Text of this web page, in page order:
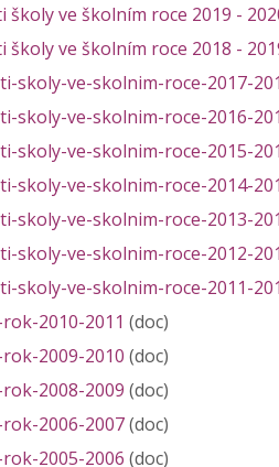
ve školním roce 2019 -
ve školním roce 2018 -
skoly-ve-skolnim-roce-2017-
skoly-ve-skolnim-roce-2016-
skoly-ve-skolnim-roce-2015-
skoly-ve-skolnim-roce-2014-
skoly-ve-skolnim-roce-2013-
skoly-ve-skolnim-roce-2012-
skoly-ve-skolnim-roce-2011-
2010-2011 (doc)
2009-2010 (doc)
2008-2009 (doc)
2006-2007(doc)
2005-2006 (doc)